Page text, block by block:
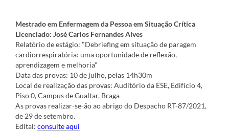
Mestrado em Enfermagem da Pessoa em Situação Crítica
Licenciado: José Carlos Fernandes Alves
Relatório de estágio: "Debriefing em situação de paragem
cardiorrespiratória: uma oportunidade de reflexão,
aprendizagem e melhoria"
Data das provas: 10 de julho, pelas 14h30m
Local de realização das provas: Auditório da ESE, Edifício 4,
Piso 0, Campus de Gualtar, Braga
As provas realizar-se-ão ao abrigo do Despacho RT-87/2021,
de 29 de setembro.
Edital: consulte aqui